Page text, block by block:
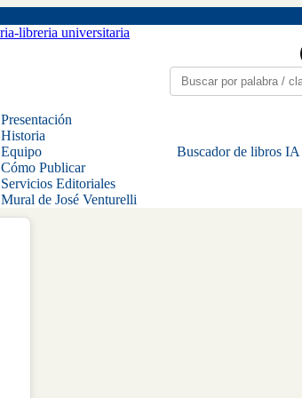
Presentación
Historia
Equipo
Cómo Publicar
Servicios Editoriales
Mural de José Venturelli
Buscador de libros IA